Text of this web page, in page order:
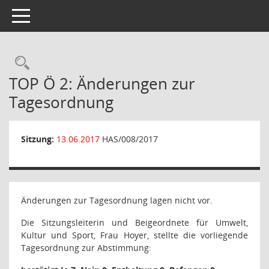
Toggle navigation
Rechercheauswahl
TOP Ö 2: Änderungen zur
Tagesordnung
Sitzung: 13.06.2017 HAS/008/2017
Änderungen zur Tagesordnung lagen nicht vor.
Die Sitzungsleiterin und Beigeordnete für Umwelt,
Kultur und Sport, Frau Hoyer, stellte die vorliegende
Tagesordnung zur Abstimmung: